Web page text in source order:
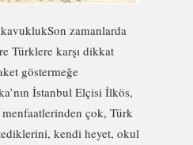
zamanlarda
Türklere karşı dikkat
göstermeğe
İstanbul Elçisi İlkös,
menfaatlerinden çok, Türk
kendi heyet, okul